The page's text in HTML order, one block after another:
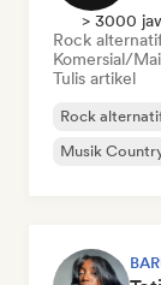
> 3000
Rock
Komersial/
Tulis artikel
Rock
Musik